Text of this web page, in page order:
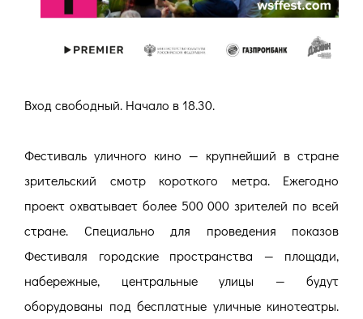
Вход свободный. Начало в 18.30.
Фестиваль уличного кино — крупнейший в стране
зрительский смотр короткого метра. Ежегодно
проект охватывает более 500 000 зрителей по всей
стране. Специально для проведения показов
Фестиваля городские пространства — площади,
набережные, центральные улицы — будут
оборудованы под бесплатные уличные кинотеатры.